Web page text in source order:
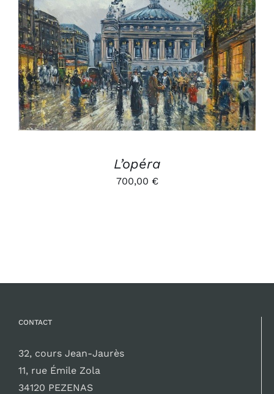
AJOUTER AU PANIER
/
DÉTAILS
L’opéra
700,00 €
CONTACT
32, cours Jean-Jaurès
11, rue Émile Zola
34120 PEZENAS